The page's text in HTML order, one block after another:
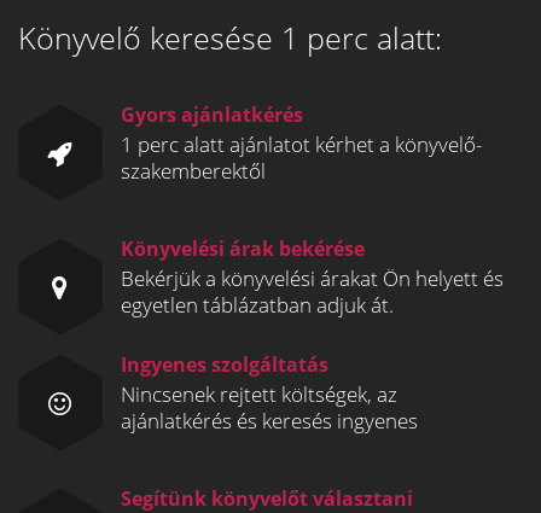
Könyvelő keresése 1 perc alatt:
Gyors ajánlatkérés
1 perc alatt ajánlatot kérhet a könyvelő-
szakemberektől
Könyvelési árak bekérése
Bekérjük a könyvelési árakat Ön helyett és
egyetlen táblázatban adjuk át.
Ingyenes szolgáltatás
Nincsenek rejtett költségek, az
ajánlatkérés és keresés ingyenes
Segítünk könyvelőt választani